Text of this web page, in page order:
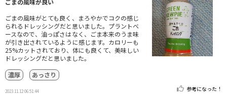
ごまの風味が良い
ごまの風味がとても良く、まろやかでコクの感じ
られるドレッシングだと思いました。プラントベ
ースなので、油っぽさはなく、ごま本来のうま味
が引き出されているように感じます。カロリーも
25%カットされており、体にも良くて、美味しい
ドレッシングだと思いました。
濃厚
あっさり
2023.11.12 06:51:44 参考になった！